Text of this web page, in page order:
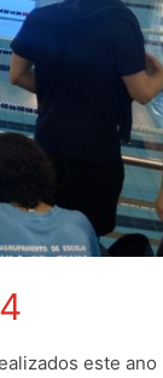
este ano